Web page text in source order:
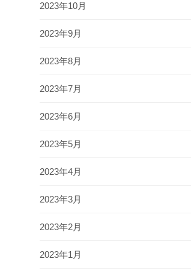
2023年10月
2023年9月
2023年8月
2023年7月
2023年6月
2023年5月
2023年4月
2023年3月
2023年2月
2023年1月